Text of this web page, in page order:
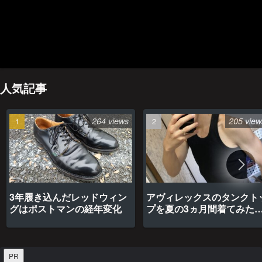
人気記事
3年履き込んだレッドウィン
グはポストマンの経年変化
264 views
アヴィレックスのタンクト
プを夏の3ヵ月間着てみた
205
PR